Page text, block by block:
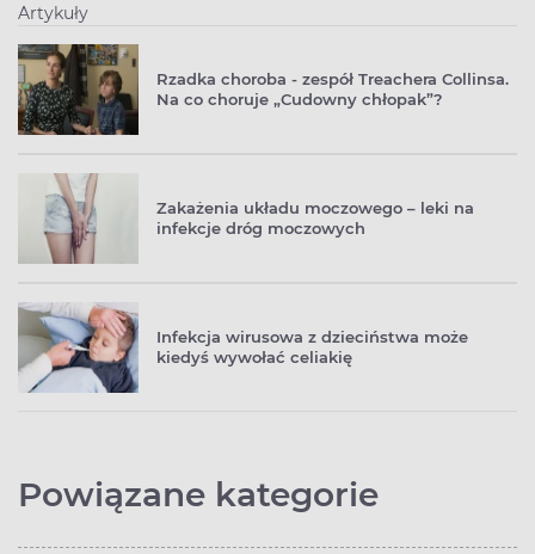
Artykuły
Rzadka choroba - zespół Treachera Collinsa.
Na co choruje „Cudowny chłopak”?
Zakażenia układu moczowego – leki na
infekcje dróg moczowych
Infekcja wirusowa z dzieciństwa może
kiedyś wywołać celiakię
Powiązane kategorie